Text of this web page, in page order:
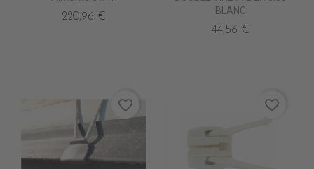
220,96 €
BLANC
44,56 €
favorite_border favorite_border